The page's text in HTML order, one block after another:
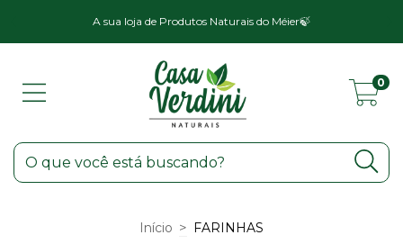
A sua loja de Produtos Naturais do Méier🍃
0
Início > FARINHAS